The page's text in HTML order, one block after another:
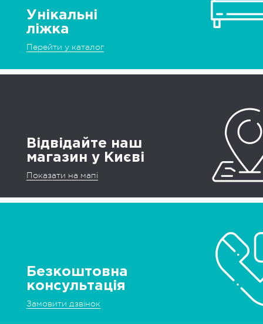
Унікальні
ліжка
Перейти у каталог
Відвідайте наш
магазин у Києві
Показати на мапі
Безкоштовна
консультація
Замовити дзвінок